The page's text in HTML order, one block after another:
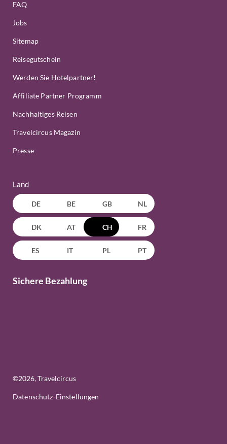
FAQ
Jobs
Sitemap
Reisegutschein
Werden Sie Hotelpartner!
Affiliate Partner Programm
Nachhaltiges Reisen
Travelcircus Magazin
Presse
Land
DE BE GB NL
DK AT CH FR
ES IT PL PT
Sichere Bezahlung
©2026, Travelcircus
Datenschutz-Einstellungen